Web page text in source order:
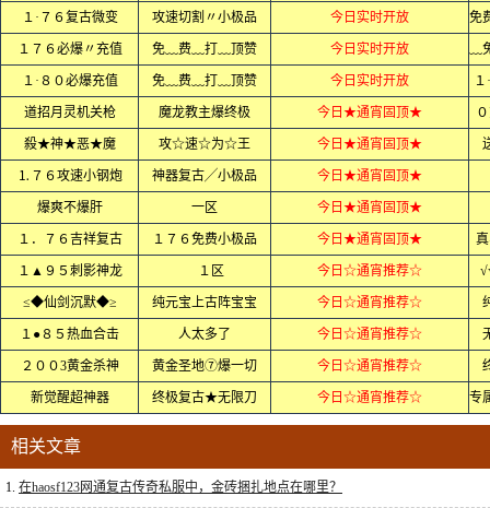
１·７６复古微变 攻速切割〃小极品 今日实时开放
１７６必爆〃充值 免﹏费﹏打﹏顶赞 今日实时开放
１·８０必爆充值 免﹏费﹏打﹏顶赞 今日实时开放
道招月灵机关枪 魔龙教主爆终极 今日★通宵固顶★
殺★神★恶★魔 攻☆速☆为☆王 今日★通宵固顶★
⒈７６攻速小钢炮 神器复古╱小极品 今日★通宵固顶★
爆爽不爆肝 一区 今日★通宵固顶★
１．７６吉祥复古 １７６免费小极品 今日★通宵固顶★
１▲９５刺影神龙 １区 今日☆通宵推荐☆
≤◆仙剑沉默◆≥ 纯元宝上古阵宝宝 今日☆通宵推荐☆
１●８５热血合击 人太多了 今日☆通宵推荐☆
２００3黄金杀神 黄金圣地⑦爆一切 今日☆通宵推荐☆
新觉醒超神器 终极复古★无限刀 今日☆通宵推荐☆
相关文章
1. 在haosf123网通复古传奇私服中，金砖捆扎地点在哪里？